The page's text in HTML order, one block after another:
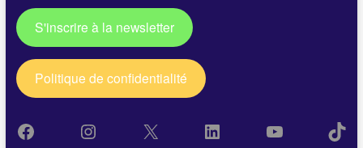
S'inscrire à la newsletter
Politique de confidentialité
FacebookInstagram
X LinkedInYouTube